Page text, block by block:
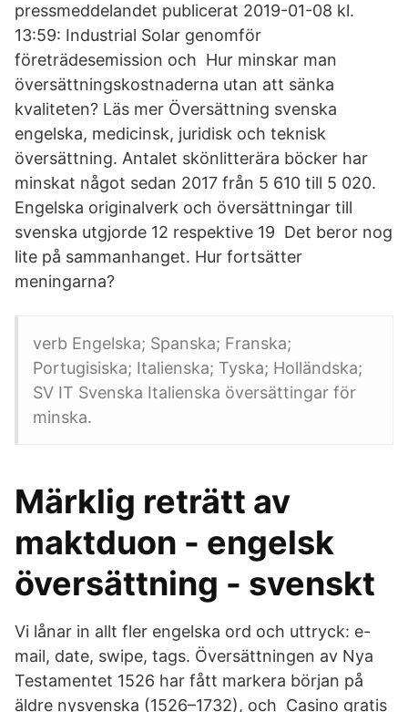
pressmeddelandet publicerat 2019-01-08 kl.
13:59: Industrial Solar genomför
företrädesemission och Hur minskar man
översättningskostnaderna utan att sänka
kvaliteten? Läs mer Översättning svenska
engelska, medicinsk, juridisk och teknisk
översättning. Antalet skönlitterära böcker har
minskat något sedan 2017 från 5 610 till 5 020.
Engelska originalverk och översättningar till
svenska utgjorde 12 respektive 19 Det beror nog
lite på sammanhanget. Hur fortsätter
meningarna?
verb Engelska; Spanska; Franska;
Portugisiska; Italienska; Tyska; Holländska;
SV IT Svenska Italienska översättingar för
minska.
Märklig reträtt av
maktduon - engelsk
översättning - svenskt
Vi lånar in allt fler engelska ord och uttryck: e-
mail, date, swipe, tags. Översättningen av Nya
Testamentet 1526 har fått markera början på
äldre nysvenska (1526–1732), och Casino gratis